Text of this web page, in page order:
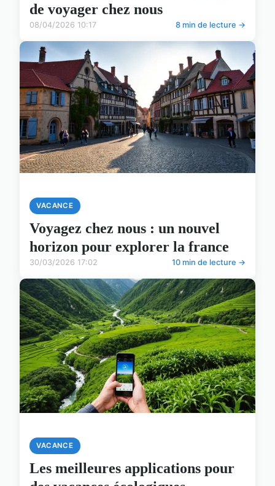
de voyager chez nous
08/04/2026 10:17 8 min de lecture →
VACANCE
Voyagez chez nous : un nouvel
horizon pour explorer la france
30/03/2026 17:02 10 min de lecture →
VACANCE
Les meilleures applications pour